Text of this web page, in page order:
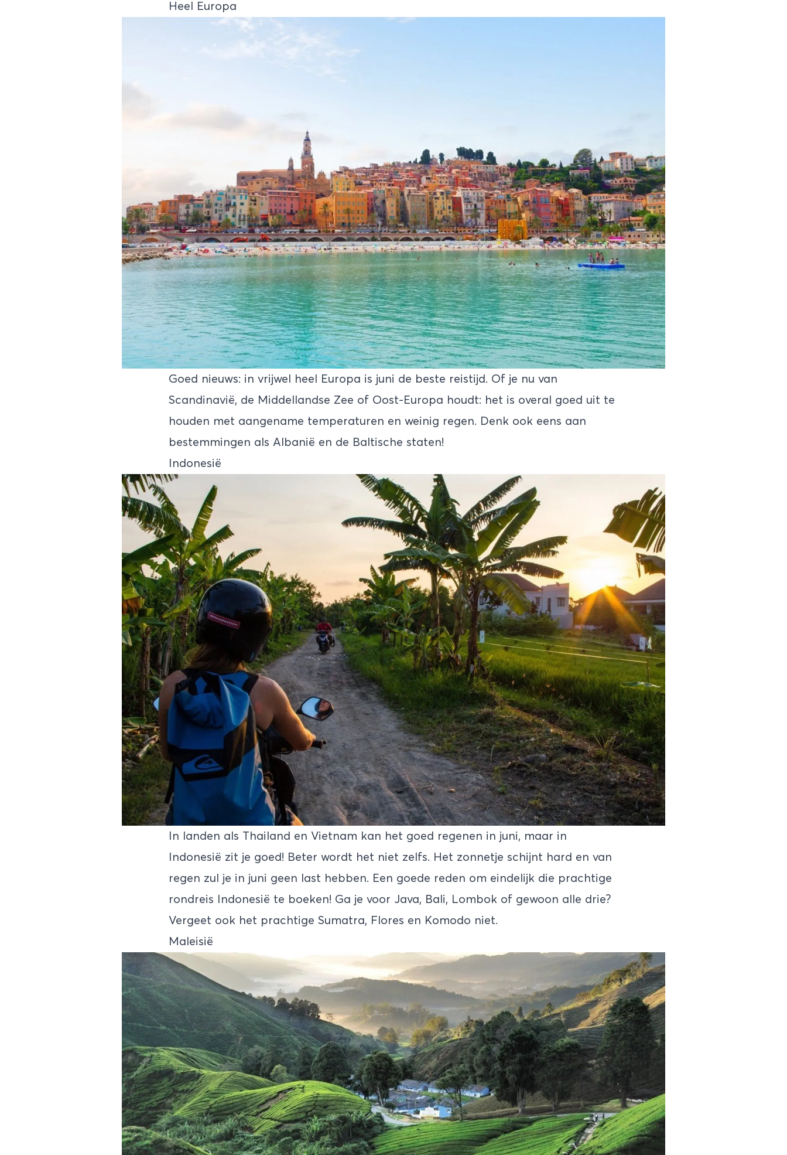
Heel Europa
Goed nieuws: in vrijwel heel Europa is juni de beste reistijd. Of je nu van
Scandinavië, de Middellandse Zee of Oost-Europa houdt: het is overal goed uit te
houden met aangename temperaturen en weinig regen. Denk ook eens aan
bestemmingen als Albanië en de Baltische staten!
Indonesië
In landen als Thailand en Vietnam kan het goed regenen in juni, maar in
Indonesië zit je goed! Beter wordt het niet zelfs. Het zonnetje schijnt hard en van
regen zul je in juni geen last hebben. Een goede reden om eindelijk die prachtige
rondreis Indonesië te boeken! Ga je voor Java, Bali, Lombok of gewoon alle drie?
Vergeet ook het prachtige Sumatra, Flores en Komodo niet.
Maleisië